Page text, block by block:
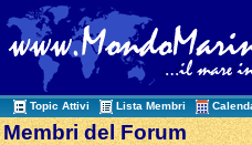
Topic Attivi Lista Membri
Membri del Forum